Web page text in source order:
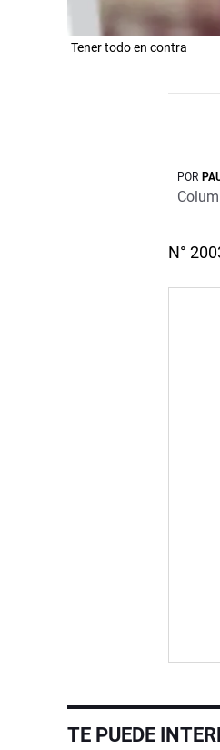
Tener todo en contra
POR
N°
TE PUEDE